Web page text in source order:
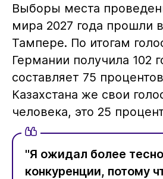
Выборы места
мира 2027 года прошли
Тампере. По итогам
Германии получила 102
составляет 75
Казахстана же свои
человека, это 25
"Я ожидал более
конкуренции, потому